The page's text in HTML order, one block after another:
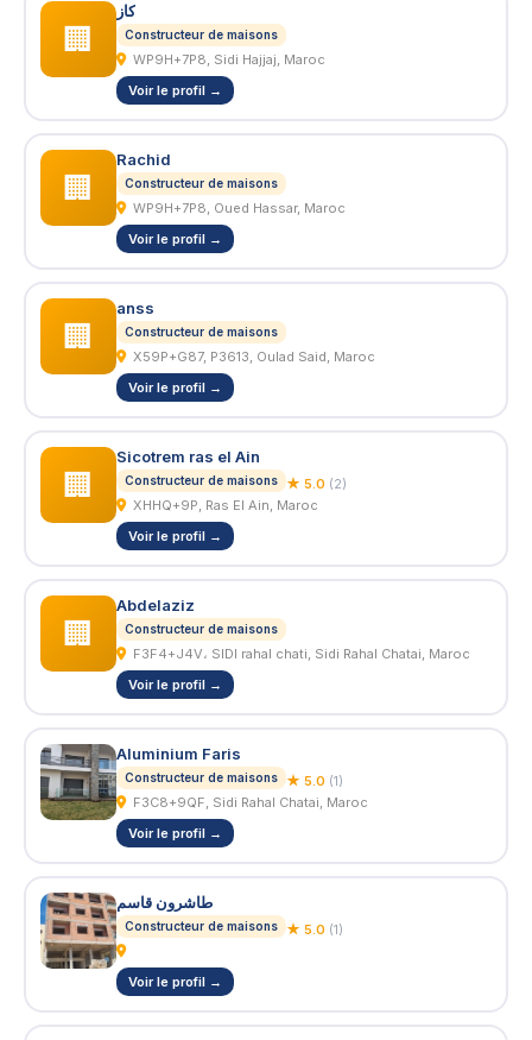
🏢
كاز
Constructeur de maisons
WP9H+7P8, Sidi Hajjaj, Maroc
Voir le profil →
🏢
Rachid
Constructeur de maisons
WP9H+7P8, Oued Hassar, Maroc
Voir le profil →
🏢
anss
Constructeur de maisons
X59P+G87, P3613, Oulad Said, Maroc
Voir le profil →
🏢
Sicotrem ras el Ain
Constructeur de maisons ★ 5.0 (2)
XHHQ+9P, Ras El Ain, Maroc
Voir le profil →
🏢
Abdelaziz
Constructeur de maisons
F3F4+J4V، SIDI rahal chati, Sidi Rahal Chatai, Maroc
Voir le profil →
Aluminium Faris
Constructeur de maisons ★ 5.0 (1)
F3C8+9QF, Sidi Rahal Chatai, Maroc
Voir le profil →
طاشرون قاسم
Constructeur de maisons ★ 5.0 (1)
Voir le profil →